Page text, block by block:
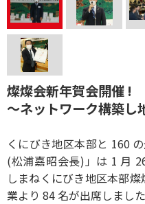
燦燦会新年賀会開催 !
～ネットワーク構築し
くにびき地区本部と 160
(松浦嘉昭会長)」は 1 月
しまねくにびき地区本部
業より 84 名が出席しました